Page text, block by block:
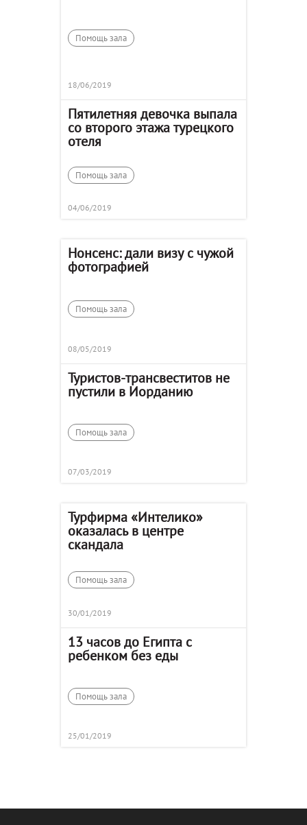
Помощь зала
18/06/2019
Пятилетняя девочка выпала
со второго этажа турецкого
отеля
Помощь зала
04/06/2019
Нонсенс: дали визу с чужой
фотографией
Помощь зала
08/05/2019
Туристов-трансвеститов не
пустили в Иорданию
Помощь зала
07/03/2019
Турфирма «Интелико»
оказалась в центре
скандала
Помощь зала
30/01/2019
13 часов до Египта с
ребенком без еды
Помощь зала
25/01/2019